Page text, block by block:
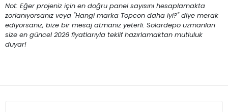
Not: Eğer projeniz için en doğru panel sayısını hesaplamakta
zorlanıyorsanız veya "Hangi marka Topcon daha iyi?" diye merak
ediyorsanız, bize bir mesaj atmanız yeterli. Solardepo uzmanları
size en güncel 2026 fiyatlarıyla teklif hazırlamaktan mutluluk
duyar!